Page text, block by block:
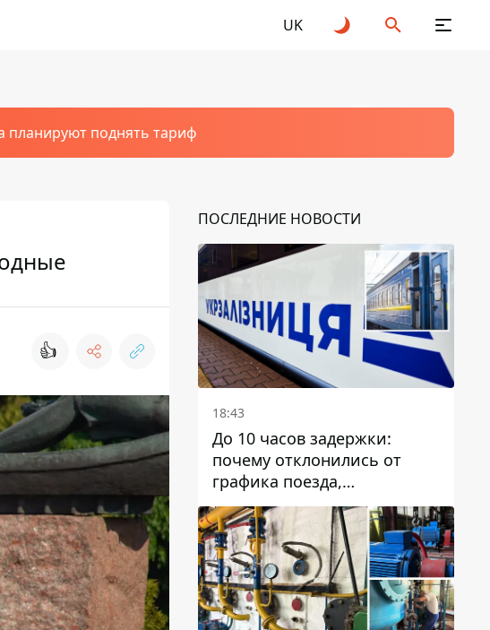
UK
планируют поднять тариф
👍
ПОСЛЕДНИЕ НОВОСТИ
18:43
До 10 часов задержки:
почему отклонились от
графика поезда,
курсирующие через Днепр
и область